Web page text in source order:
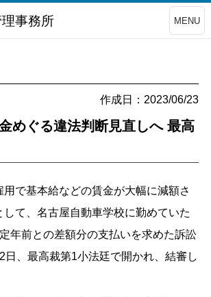
事務所 MENU
作成日：2023/06/23
めぐる違法判断見直しへ 最高
用で基本給などの賃金が大幅に減額さ
て、名古屋自動車学校に勤めていた
年前との差額分の支払いを求めた訴訟
日、最高裁第1小法廷で開かれ、結審し